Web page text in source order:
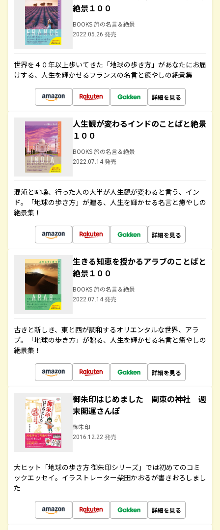
絶景１００
BOOKS 旅の名言＆絶景
2022.05.26 発売
世界を４０年以上歩いてきた「地球の歩き方」があなたにお届
けする、人生を輝かせるフランスの名言と癒やしの絶景集
詳細を見る
人生観が変わるインドのことばと絶景
１００
BOOKS 旅の名言＆絶景
2022.07.14 発売
混沌と喧噪、行った人の大半が人生観が変わると言う、イン
ド。「地球の歩き方」が贈る、人生を輝かせる名言と癒やしの
絶景集！
詳細を見る
生きる知恵を授かるアラブのことばと
絶景１００
BOOKS 旅の名言＆絶景
2022.07.14 発売
古きと新しき、東と西が調和するオリエンタルな世界、アラ
ブ。「地球の歩き方」が贈る、人生を輝かせる名言と癒やしの
絶景集！
詳細を見る
御朱印はじめました 関東の神社 週
末開運さんぽ
御朱印
2016.12.22 発売
大ヒット「地球の歩き方 御朱印シリーズ」では初めてのコミ
ックエッセイ。イラストレーター柴田かおるが書きおろしまし
た
詳細を見る